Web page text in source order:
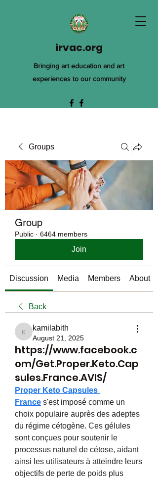
irvac.org
Bringing art education and art
experiences to our community
Groups
Group
Public · 6464 members
Join
Discussion Media Members About
Back
kamilabith
kamilabith
August 21, 2025
https://www.facebook.c
om/Get.Proper.Keto.Cap
sules.France.AVIS/
Proper Keto Capsules
France s'est imposé comme un
choix populaire auprès des adeptes
du régime cétogène. Ces gélules
sont conçues pour soutenir le
processus naturel de cétose, aidant
ainsi les utilisateurs à atteindre leurs
objectifs de perte de poids plus